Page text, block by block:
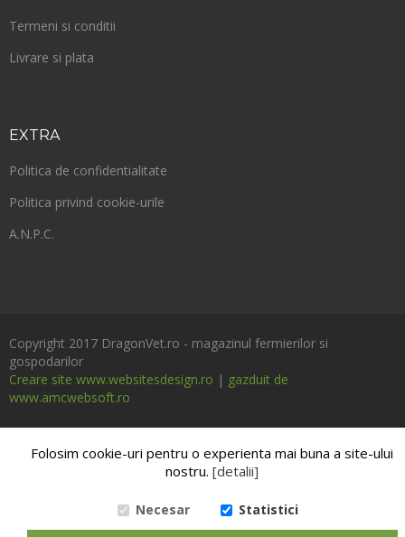
Folosim cookie-uri pentru o experienta mai buna a site-ului
nostru.[detalii]
Necesar Statistici
Termeni si conditii
Livrare si plata
EXTRA
Politica de confidentialitate
Politica privind cookie-urile
A.N.P.C.
Copyright 2017 DragonVet.ro - magazinul fermierilor si
gospodarilor
Creare site www.websitesdesign.ro | gazduit de
www.amcwebsoft.ro